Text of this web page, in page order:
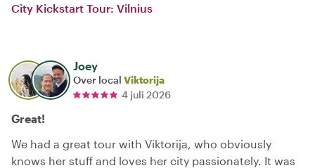
City Kickstart Tour: Vilnius
Joey
Over local Viktorija
4 juli 2026
Great!
We had a great tour with Viktorija, who obviously
knows her stuff and loves her city passionately. It was